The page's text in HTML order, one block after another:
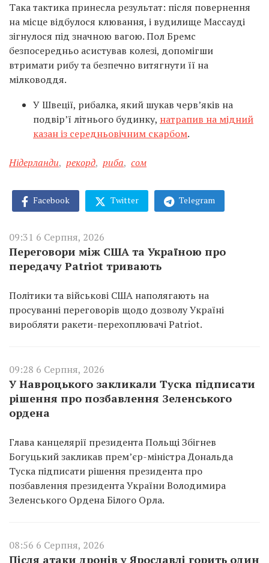
Така тактика принесла результат: після повернення
на місце відбулося клювання, і вудилище Массауді
зігнулося під значною вагою. Пол Бремс
безпосередньо асистував колезі, допомігши
втримати рибу та безпечно витягнути її на
мілководдя.
У Швеції, рибалка, який шукав черв’яків на
подвір’ї літнього будинку, натрапив на мідний
казан із середньовічним скарбом.
Нідерланди, рекорд, риба, сом
Facebook Twitter Telegram
09:31 6 Серпня, 2026
Переговори між США та Україною про
передачу Patriot тривають
Політики та військові США наполягають на
просуванні переговорів щодо дозволу Україні
виробляти ракети-перехоплювачі Patriot.
09:28 6 Серпня, 2026
У Навроцького закликали Туска підписати
рішення про позбавлення Зеленського
ордена
Глава канцелярії президента Польщі Збігнев
Богуцький закликав прем’єр-міністра Дональда
Туска підписати рішення президента про
позбавлення президента України Володимира
Зеленського Ордена Білого Орла.
08:56 6 Серпня, 2026
Після атаки дронів у Ярославлі горить один